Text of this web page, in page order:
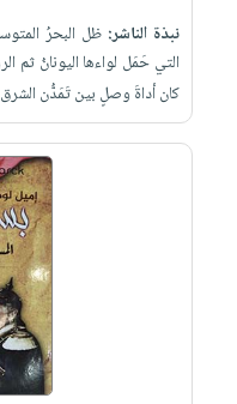
نبذة الناشر:ظل البحرُ
التي حَمَل لواءها اليونانُ ثم
كان أداةَ وصلٍ بين تَمَدُّن